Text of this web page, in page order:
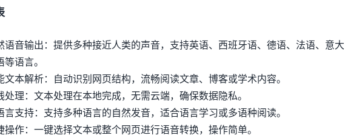
语音输出：提供多种接近人类的声音，支持英语、西班牙语、德语、法语、意大
等语言。
文本解析：自动识别网页结构，流畅阅读文章、博客或学术内容。
处理：文本处理在本地完成，无需云端，确保数据隐私。
言支持：支持多种语言的自然发音，适合语言学习或多语种阅读。
操作：一键选择文本或整个网页进行语音转换，操作简单。